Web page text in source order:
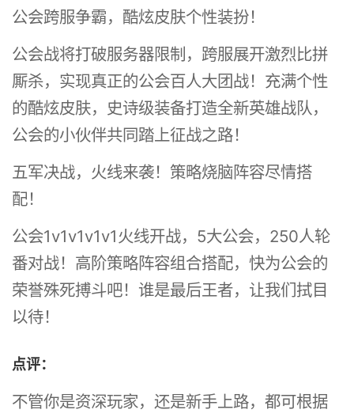
公会跨服争霸，酷炫皮肤个性装扮！
公会战将打破服务器限制，跨服展开激烈比拼
厮杀，实现真正的公会百人大团战！充满个性
的酷炫皮肤，史诗级装备打造全新英雄战队，
公会的小伙伴共同踏上征战之路！
五军决战，火线来袭！策略烧脑阵容尽情搭
配！
公会1v1v1v1v1火线开战，5大公会，250人轮
番对战！高阶策略阵容组合搭配，快为公会的
荣誉殊死搏斗吧！谁是最后王者，让我们拭目
以待！
点评：
不管你是资深玩家，还是新手上路，都可根据